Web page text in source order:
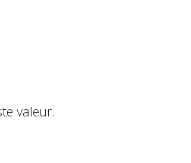
valeur.